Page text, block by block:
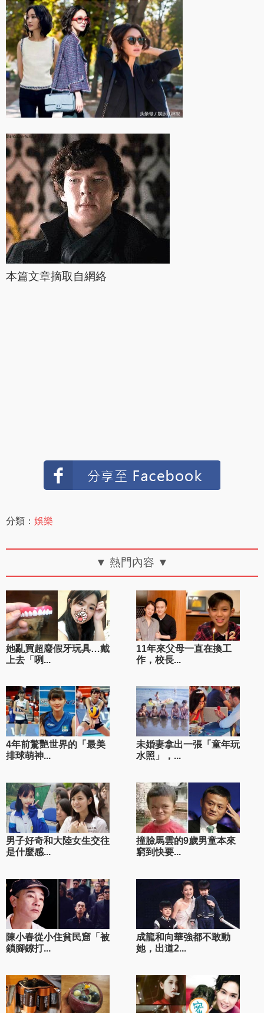
本篇文章摘取自網絡
分類： 娛樂
▼ 熱門內容 ▼
她亂買超廢假牙玩具…戴
上去「咧...
11年來父母一直在換工
作，校長...
4年前驚艷世界的「最美
排球萌神...
未婚妻拿出一張「童年玩
水照」，...
男子好奇和大陸女生交往
是什麼感...
撞臉馬雲的9歲男童本來
窮到快要...
陳小春從小住貧民窟「被
鎖腳鐐打...
成龍和向華強都不敢動
她，出道2...